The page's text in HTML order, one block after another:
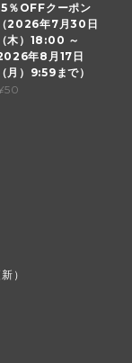
％OFFクーポン
（2026年7月30日
（木）18:00 ～
年8月17日
（月）9:59まで）
）